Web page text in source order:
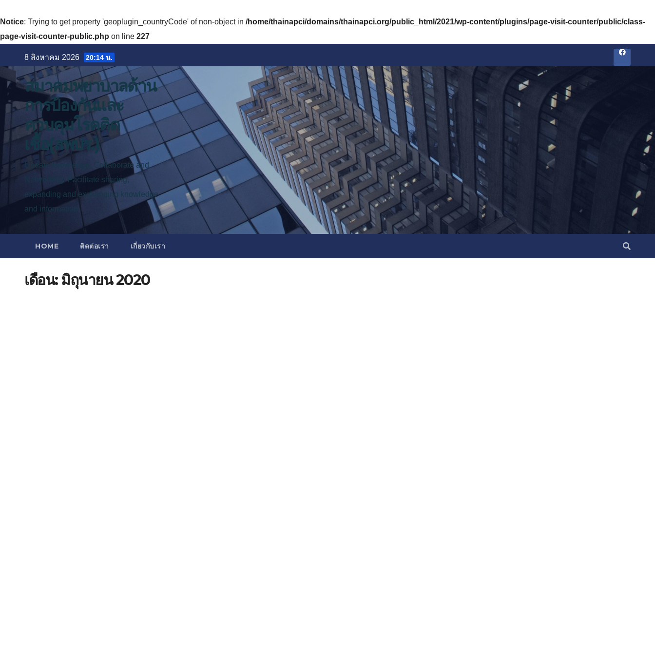
Notice: Trying to get property 'geoplugin_countryCode' of non-object in /home/thainapci/domains/thainapci.org/public_html/2021/wp-content/plugins/page-visit-counter/public/class-
page-visit-counter-public.php on line 227
to
content
8 สิงหาคม 2026 20:14 น.
สมาคมพยาบาลด้าน
การป้องกันและ
ควบคุมโรคติด
เชื้อ(สพปร.)
Update knowledge, Collaborate and
Networking, Facilitate sharing,
expanding and exchanging knowledge
and information
HOME ติดต่อเรา เกี่ยวกับเรา
เดือน:มิถุนายน 2020